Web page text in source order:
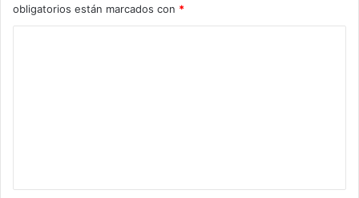
obligatorios están marcados con *